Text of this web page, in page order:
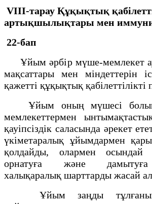
VІІІ-тарау Құқықтық
артықшылықтары мен
22-бап
Ұйым әрбiр мүше-мемлекет
мақсаттары мен мiндеттерiн
қажеттi құқықтық қабiлеттiлiктi
Ұйым оның мүшесi болып
мемлекеттермен
қауiпсiздiк саласында әрекет
үкiметаралық ұйымдармен
қолдайды, олармен осындай
орнатуға және дамытуға
халықаралық шарттарды жасай
Ұйым заңды тұлғаның